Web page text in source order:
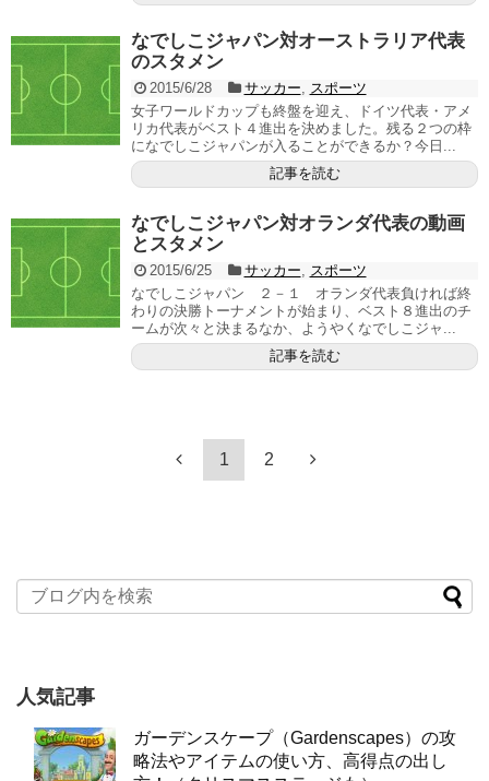
なでしこジャパン対オーストラリア代表
のスタメン
2015/6/28 サッカー
スポーツ
女子ワールドカップも終盤を迎え、ドイツ代表・アメ
リカ代表がベスト４進出を決めました。残る２つの枠
になでしこジャパンが入ることができるか？今日...
記事を読む
なでしこジャパン対オランダ代表の動画
とスタメン
2015/6/25 サッカー
スポーツ
なでしこジャパン ２－１ オランダ代表負ければ終
わりの決勝トーナメントが始まり、ベスト８進出のチ
ームが次々と決まるなか、ようやくなでしこジャ...
記事を読む
1 2
人気記事
ガーデンスケープ（Gardenscapes）の攻
略法やアイテムの使い方、高得点の出し